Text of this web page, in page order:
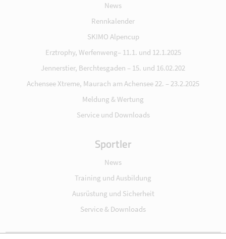
News
Rennkalender
SKIMO Alpencup
Erztrophy, Werfenweng– 11.1. und 12.1.2025
Jennerstier, Berchtesgaden – 15. und 16.02.202
Achensee Xtreme, Maurach am Achensee 22. – 23.2.2025
Meldung & Wertung
Service und Downloads
Sportler
News
Training und Ausbildung
Ausrüstung und Sicherheit
Service & Downloads